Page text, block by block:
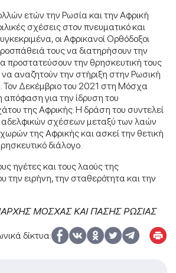
ετών την Ρωσία και την Αφρική
σχέσεις στον πνευματικό και
οι Αφρικανοί Ορθόδοξοι
τους να διατηρήσουν την
προστατεύσουν την θρησκευτική τους
αναζητούν την στήριξη στην Ρωσική
Τον Δεκέμβριο του 2021 στη Μόσχα
απόφαση για την ίδρυση του
της Αφρικής. Η δράση του συντελεί
σχέσεων μεταξύ των λαών
της Αφρικής και ασκεί την θετική
διάλογο.
ηγέτες και τους λαούς της
την ειρήνη, την σταθερότητα και την
ΜΟΣΧΑΣ ΚΑΙ ΠΑΣΗΣ ΡΩΣΙΑΣ
δίκτυα: